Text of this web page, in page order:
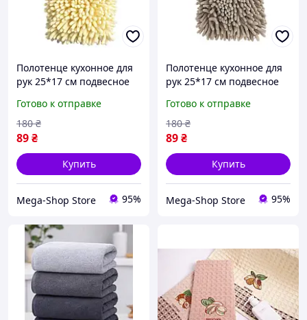
Полотенце кухонное для
рук 25*17 см подвесное
173-19Y
Готово к отправке
89₴
180 ₴
Купить
Mega-Shop Store 95%
Полотенце кухонное для
рук 25*17 см подвесное
173-19BE
Готово к отправке
89₴
180 ₴
Купить
Mega-Shop Store 95%